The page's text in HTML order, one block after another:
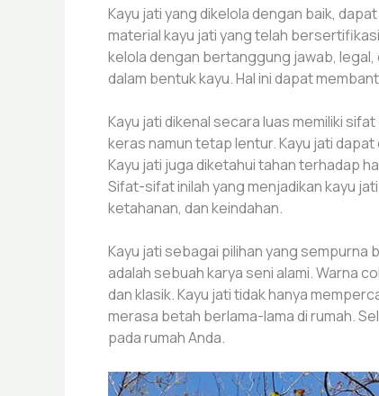
Kayu jati yang dikelola dengan baik,
material kayu jati yang telah
kelola dengan bertanggung jawab,
dalam bentuk kayu. Hal ini dapat
Kayu jati dikenal secara luas memiliki
keras namun tetap lentur. Kayu jati
Kayu jati juga diketahui tahan terhadap
Sifat-sifat inilah yang menjadikan kayu
ketahanan, dan keindahan.
Kayu jati sebagai pilihan yang
adalah sebuah karya seni alami. Warna
dan klasik. Kayu jati tidak hanya
merasa betah berlama-lama di rumah.
pada rumah Anda.